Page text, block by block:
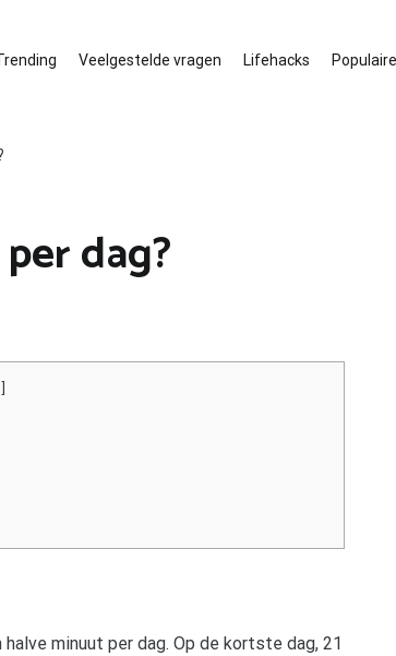
Veelgestelde vragen Lifehacks
dag?
]
minuut per dag. Op de kortste dag, 21